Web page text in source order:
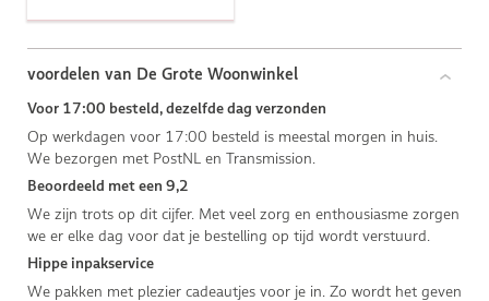
voordelen van De Grote Woonwinkel
Voor 17:00 besteld, dezelfde dag verzonden
Op werkdagen voor 17:00 besteld is meestal morgen in huis.
We bezorgen met PostNL en Transmission.
Beoordeeld met een 9,2
We zijn trots op dit cijfer. Met veel zorg en enthousiasme zorgen
we er elke dag voor dat je bestelling op tijd wordt verstuurd.
Hippe inpakservice
We pakken met plezier cadeautjes voor je in. Zo wordt het geven